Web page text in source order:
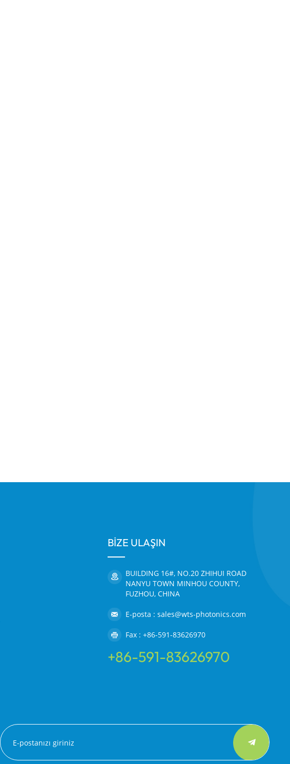
BİZE ULAŞIN
BUILDING 16#, NO.20 ZHIHUI ROAD
NANYU TOWN MINHOU COUNTY,
FUZHOU, CHINA
E-posta : sales@wts-photonics.com
Fax : +86-591-83626970
+86-591-83626970